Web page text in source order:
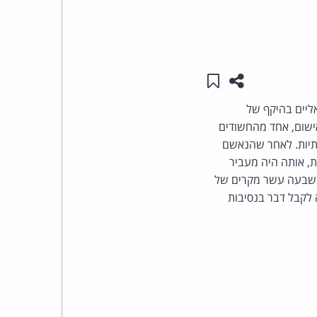
שתפו עמוד זה
שמור ב"תכנים שלי"
בהיקף של
אחד מהחשודים
לאחר שהנאשם
אותה היה מעביר
עשר מקרים של
לקבל דבר בנסיבות